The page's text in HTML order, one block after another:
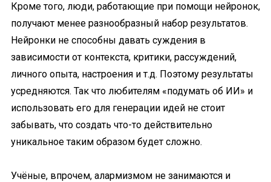
Кроме того, люди, работающие при помощи нейронок,
получают менее разнообразный набор результатов.
Нейронки не способны давать суждения в
зависимости от контекста, критики, рассуждений,
личного опыта, настроения и т.д. Поэтому результаты
усредняются. Так что любителям «подумать об ИИ» и
использовать его для генерации идей не стоит
забывать, что создать что-то действительно
уникальное таким образом будет сложно.
Учёные, впрочем, алармизмом не занимаются и